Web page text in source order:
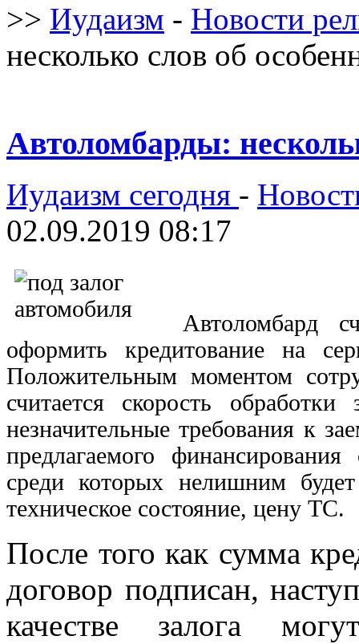
>> Иудаизм - Новости
несколько слов об
Автоломбарды:
Иудаизм сегодня -
02.09.2019 08:17
Автоломбард
оформить кредитование на
Положительным моментом
считается скорость
незначительные требования к
предлагаемого
среди которых нелишним
техническое состояние, цену ТС.
После того как сумма
договор подписан,
качестве залога